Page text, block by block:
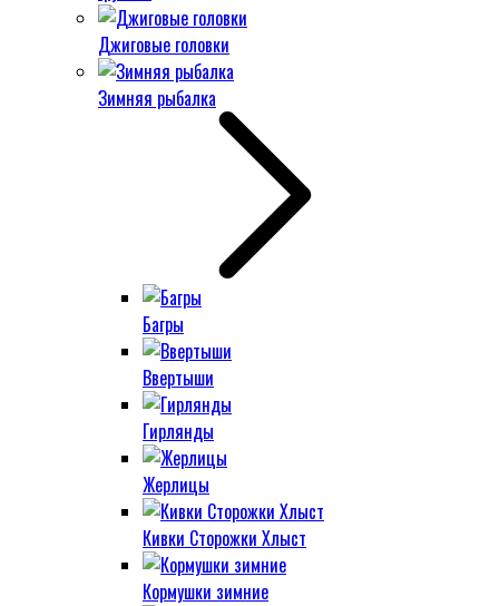
Джиговые головки
Зимняя рыбалка
Багры
Ввертыши
Гирлянды
Жерлицы
Кивки Сторожки Хлыст
Кормушки зимние